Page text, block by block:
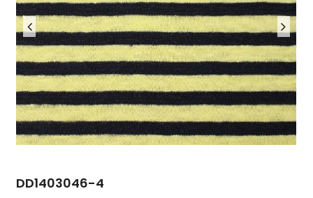
DD1403046-4